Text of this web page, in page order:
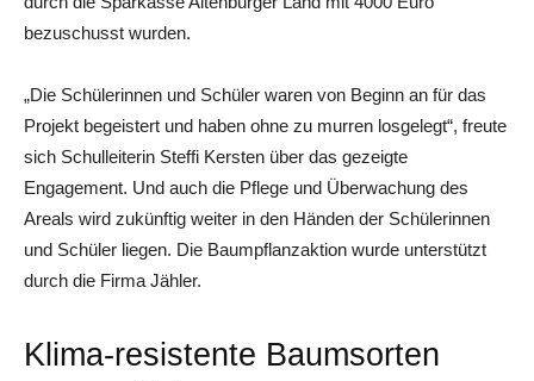
bezuschusst wurden.
„Die Schülerinnen und Schüler waren von Beginn an für das
Projekt begeistert und haben ohne zu murren losgelegt“, freute
sich Schulleiterin Steffi Kersten über das gezeigte
Engagement. Und auch die Pflege und Überwachung des
Areals wird zukünftig weiter in den Händen der Schülerinnen
und Schüler liegen. Die Baumpflanzaktion wurde unterstützt
durch die Firma Jähler.
Klima-resistente Baumsorten